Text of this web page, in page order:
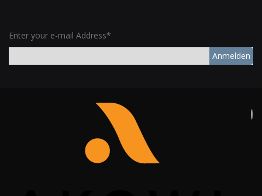
Enter your e-mail Address*
Anmelden